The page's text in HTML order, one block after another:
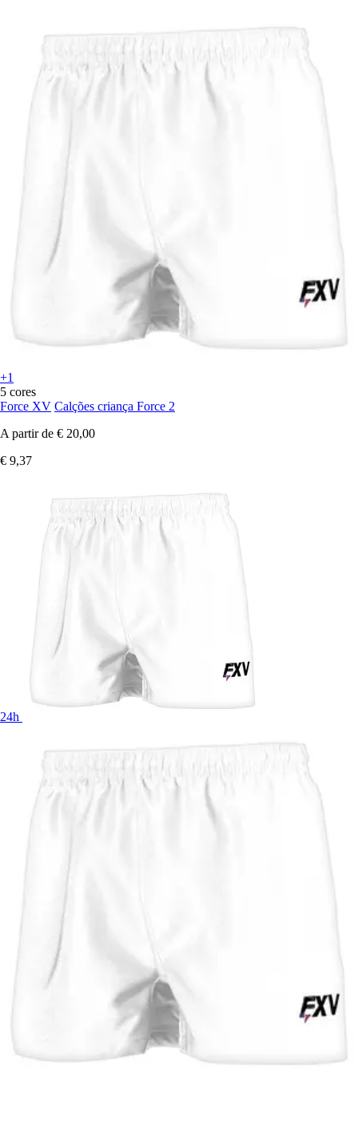
+1
5 cores
Force XV Calções criança Force 2
A partir de € 20,00
€ 9,37
24h